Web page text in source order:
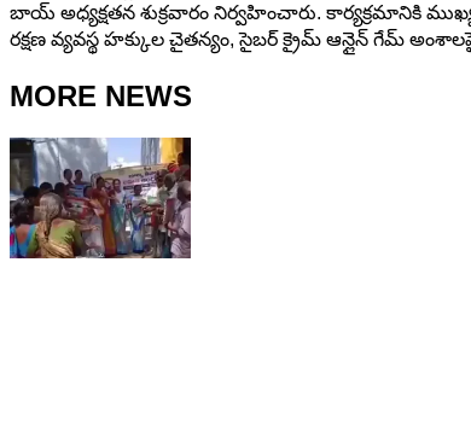
బాయ్ అధ్యక్షతన శుక్రవారం నిర్వహించారు. కార్యక్రమానికి
రక్షణ వ్యవస్థ హక్కుల చైతన్యం, సైబర్ క్రైమ్ ఆన్లైన్ గేమ్
MORE NEWS